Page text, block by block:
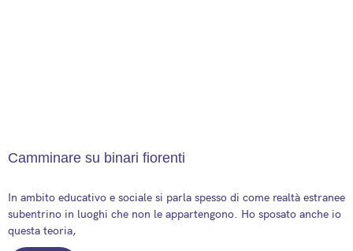
Camminare su binari fiorenti
In ambito educativo e sociale si parla spesso di come realtà estranee
subentrino in luoghi che non le appartengono. Ho sposato anche io
questa teoria,